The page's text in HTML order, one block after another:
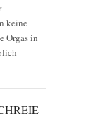
keine
Orgas in